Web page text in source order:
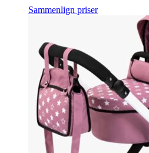
Sammenlign priser